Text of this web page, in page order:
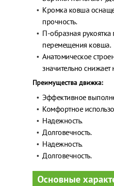
Кромка ковша
прочность.
П-образная рукоятка
перемещения ковша.
Анатомическое
значительно снижает
Преимущества движка:
Эффективное
Комфортное
Надежность.
Долговечность.
Надежность.
Долговечность.
Основные